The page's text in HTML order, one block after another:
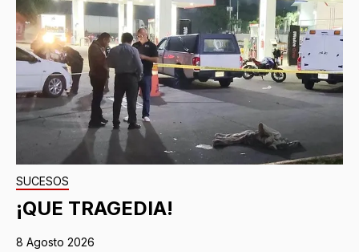
SUCESOS
¡QUE TRAGEDIA!
8 Agosto 2026